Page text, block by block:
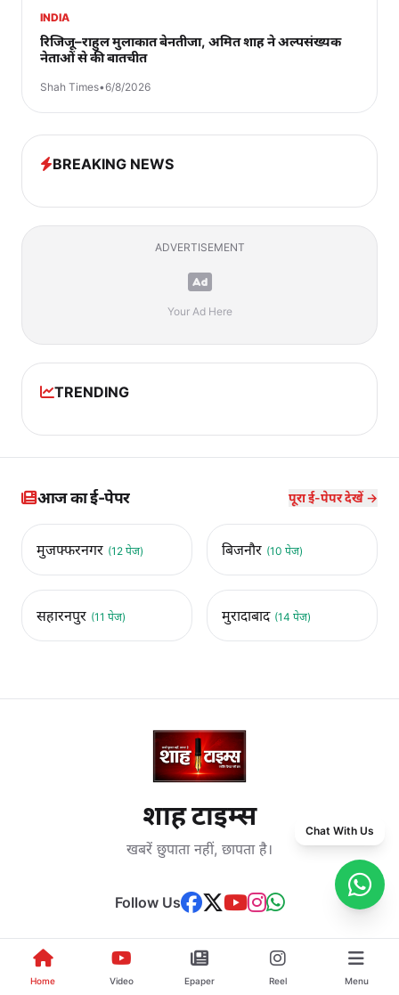
INDIA
रिजिजू–राहुल मुलाकात बेनतीजा, अमित शाह ने अल्पसंख्यक
नेताओं से की बातचीत
Shah Times•6/8/2026
BREAKING NEWS
ADVERTISEMENT
Your Ad Here
TRENDING
आज का ई-पेपर पूरा ई-पेपर देखें →
मुजफ्फरनगर (12 पेज) बिजनौर (10 पेज)
सहारनपुर (11 पेज) मुरादाबाद (14 पेज)
शाह टाइम्स
खबरें छुपाता नहीं, छापता है।
Follow Us
मुजफ्फरनगर बिजनौर सहारनपुर मुरादाबाद अमरोहा
Home Video Epaper Reel Menu
Chat With Us